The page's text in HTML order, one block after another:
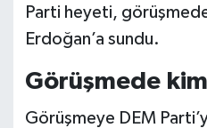
Parti heyeti,
Erdoğan’a sundu.
Görüşmede
Görüşmeye DEM